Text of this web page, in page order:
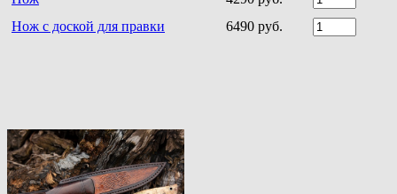
Нож с доской для правки
6490 руб.